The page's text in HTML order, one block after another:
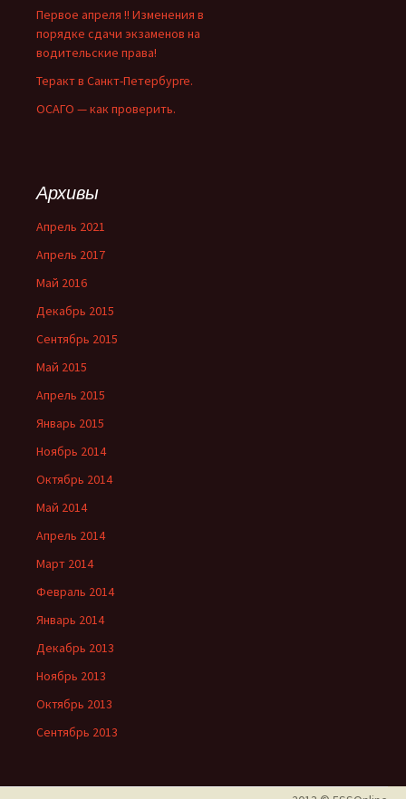
Первое апреля !! Изменения в
порядке сдачи экзаменов на
водительские права!
Теракт в Санкт-Петербурге.
ОСАГО — как проверить.
Архивы
Апрель 2021
Апрель 2017
Май 2016
Декабрь 2015
Сентябрь 2015
Май 2015
Апрель 2015
Январь 2015
Ноябрь 2014
Октябрь 2014
Май 2014
Апрель 2014
Март 2014
Февраль 2014
Январь 2014
Декабрь 2013
Ноябрь 2013
Октябрь 2013
Сентябрь 2013